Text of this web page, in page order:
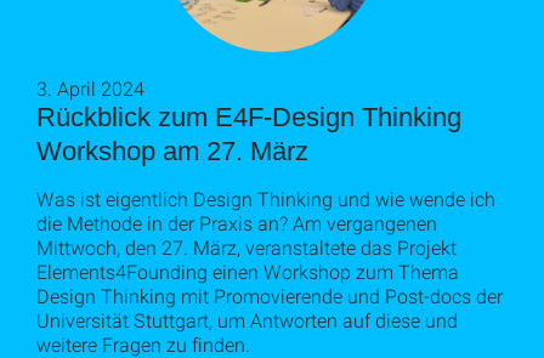
Rückblick zum E4F-Design Thinking
Workshop am 27. März
3. April 2024
Was ist eigentlich Design Thinking und wie wende ich
die Methode in der Praxis an? Am vergangenen
Mittwoch, den 27. März, veranstaltete das Projekt
Elements4Founding einen Workshop zum Thema
Design Thinking mit Promovierende und Post-docs der
Universität Stuttgart, um Antworten auf diese und
weitere Fragen zu finden.